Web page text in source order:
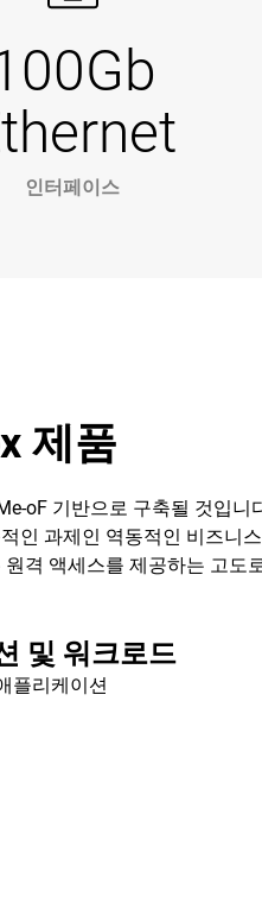
인터페이스
제품
oF 기반으로 구축될 것입
인 과제인 역동적인 비즈니
격 액세스를 제공하는 고
및 워크로드
플리케이션